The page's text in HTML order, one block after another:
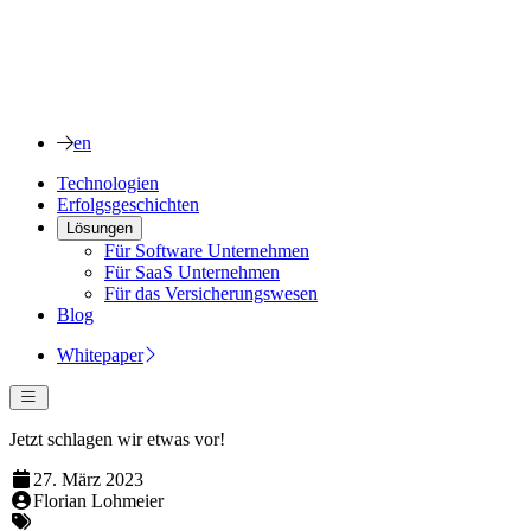
en
Technologien
Erfolgsgeschichten
Lösungen
Für Software Unternehmen
Für SaaS Unternehmen
Für das Versicherungswesen
Blog
Whitepaper
Jetzt schlagen wir etwas vor!
27. März 2023
Florian Lohmeier